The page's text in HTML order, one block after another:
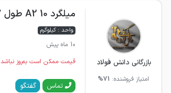
بازرگانی دانش فولاد
امتیاز فروشنده: 71%
میلگرد 10 A2 طول 12 درپاد تبریز
واحد : کیلوگرم
10 ماه پیش
قیمت ممکن است به‌روز نباشد
تماس گفتگو